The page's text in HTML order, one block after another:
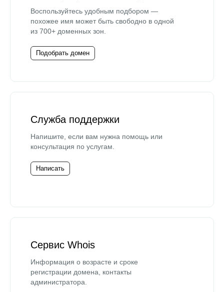
Воспользуйтесь удобным подбором —
похожее имя может быть свободно в одной
из 700+ доменных зон.
Подобрать домен
Служба поддержки
Напишите, если вам нужна помощь или
консультация по услугам.
Написать
Сервис Whois
Информация о возрасте и сроке
регистрации домена, контакты
администратора.